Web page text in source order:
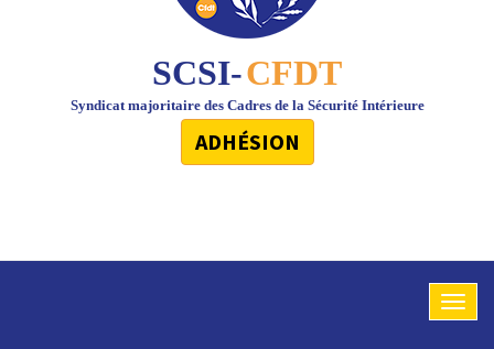
SCSI-CFDT
Syndicat majoritaire des Cadres de la Sécurité Intérieure
ADHÉSION